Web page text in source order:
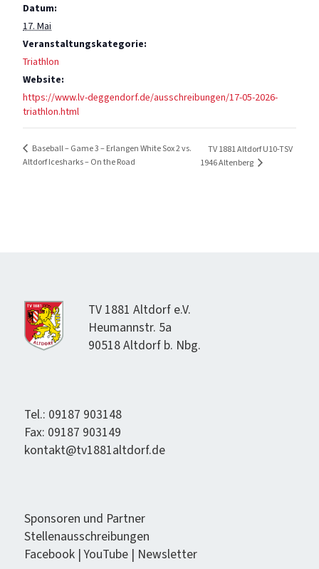
Datum:
17. Mai
Veranstaltungskategorie:
Triathlon
Website:
https://www.lv-deggendorf.de/ausschreibungen/17-05-2026-
triathlon.html
Baseball – Game 3 – Erlangen White Sox 2 vs.
Altdorf Icesharks – On the Road
TV 1881 Altdorf U10-TSV
1946 Altenberg
TV 1881 Alt­dorf e.V.
Heumannstr. 5a
90518 Alt­dorf b. Nbg.
Tel.: 09187 903148
Fax: 09187 903149
kontakt@tv1881altdorf.de
Spon­soren und Partner
Stel­lenauss­chrei­bun­gen
Face­book|YouTube| Newslet­ter